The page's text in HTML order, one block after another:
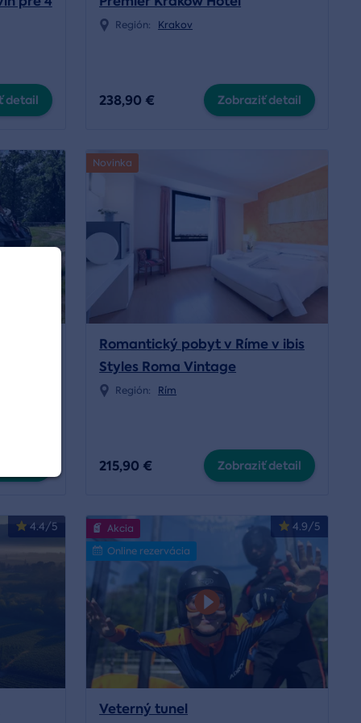
detail
Región: Krakov
238,90 € Zobraziť detail
Novinka
Romantický pobyt v Ríme v ibis
Styles Roma Vintage
Región: Rím
215,90 € Zobraziť detail
4.4/5 4.9/5
Akcia
Online rezervácia
Veterný tunel